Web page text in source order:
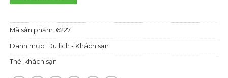
Mã sản phẩm: 6227
Danh mục: Du lịch - Khách sạn
Thẻ: khách sạn